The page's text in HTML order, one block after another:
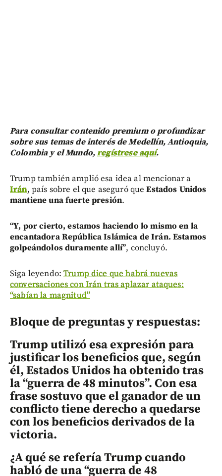
Para consultar contenido premium o profundizar
sobre sus temas de interés de Medellín, Antioquia,
Colombia y el Mundo,regístrese aquí.
Trump también amplió esa idea al mencionar a
Irán, país sobre el que aseguró queEstados Unidos
mantiene una fuerte presión.
“Y, por cierto, estamos haciendo lo mismo en la
encantadora República Islámica de Irán. Estamos
golpeándolos duramente allí”, concluyó.
Siga leyendo:Trump dice que habrá nuevas
conversaciones con Irán tras aplazar ataques:
“sabían la magnitud”
Bloque de preguntas y respuestas:
Trump utilizó esa expresión para
justificar los beneficios que, según
él, Estados Unidos ha obtenido tras
la “guerra de 48 minutos”. Con esa
frase sostuvo que el ganador de un
conflicto tiene derecho a quedarse
con los beneficios derivados de la
victoria.
¿A qué se refería Trump cuando
habló de una “guerra de 48